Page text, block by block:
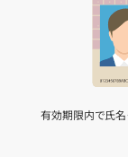
有効期限内で氏名